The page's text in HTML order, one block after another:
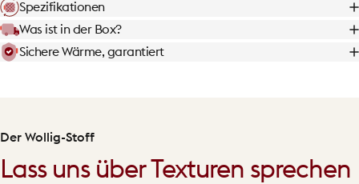
Spezifikationen
Was ist in der Box?
Sichere Wärme, garantiert
Der Wollig-Stoff
Lass uns über Texturen sprechen